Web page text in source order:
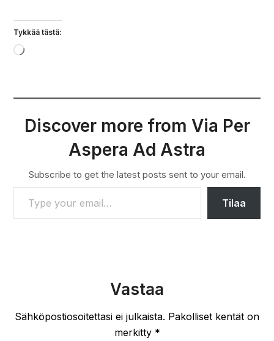
Tykkää tästä:
Loading…
Discover more from Via Per
Aspera Ad Astra
Subscribe to get the latest posts sent to your email.
TYPE YOUR EMAIL…
Tilaa
Vastaa
Sähköpostiosoitettasi ei julkaista. Pakolliset kentät on
merkitty *